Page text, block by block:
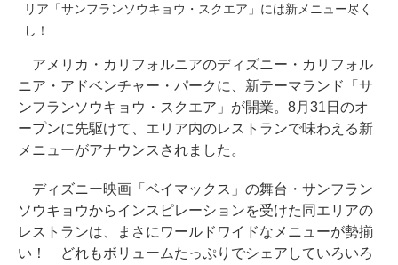
リア「サンフランソウキョウ・スクエア」には新メニュー尽く
し！
アメリカ・カリフォルニアのディズニー・カリフォル
ニア・アドベンチャー・パークに、新テーマランド「サ
ンフランソウキョウ・スクエア」が開業。8月31日のオ
ープンに先駆けて、エリア内のレストランで味わえる新
メニューがアナウンスされました。
ディズニー映画「ベイマックス」の舞台・サンフラン
ソウキョウからインスピレーションを受けた同エリアの
レストランは、まさにワールドワイドなメニューが勢揃
い！ どれもボリュームたっぷりでシェアしていろいろ